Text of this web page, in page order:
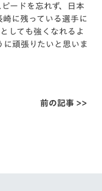
ードを忘れず、日本
に残っている選手に
しても強くなれるよ
頑張りたいと思いま
前の記事 >>